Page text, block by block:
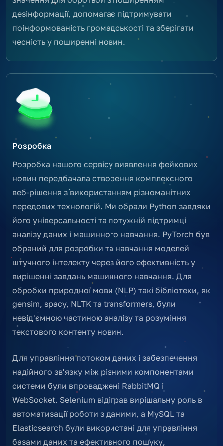
дезінформації, допомагає підтримувати
поінформованість громадськості та зберігати
чесність у поширенні новин.
Розробка
Розробка нашого сервісу виявлення фейкових
новин передбачала створення комплексного
веб-рішення з використанням різноманітних
передових технологій. Ми обрали Python завдяки
його універсальності та потужній підтримці
аналізу даних і машинного навчання. PyTorch був
обраний для розробки та навчання моделей
штучного інтелекту через його ефективність у
вирішенні завдань машинного навчання. Для
обробки природної мови (NLP) такі бібліотеки, як
gensim, spacy, NLTK та transformers, були
невід'ємною частиною аналізу та розуміння
текстового контенту новин.
Для управління потоком даних і забезпечення
надійного зв'язку між різними компонентами
системи були впроваджені RabbitMQ і
WebSocket. Selenium відіграв вирішальну роль в
автоматизації роботи з даними, а MySQL та
Elasticsearch були використані для управління
базами даних та ефективного пошуку,